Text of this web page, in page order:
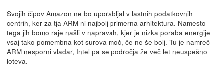
Svojih čipov Amazon ne bo uporabljal v lastnih podatkovnih
centrih, ker za tja ARM ni najbolj primerna arhitektura. Namesto
tega jih bomo raje našli v napravah, kjer je nizka poraba energije
vsaj tako pomembna kot surova moč, če ne še bolj. Tu je namreč
ARM nesporni vladar, Intel pa se področja že več let neuspešno
loteva.